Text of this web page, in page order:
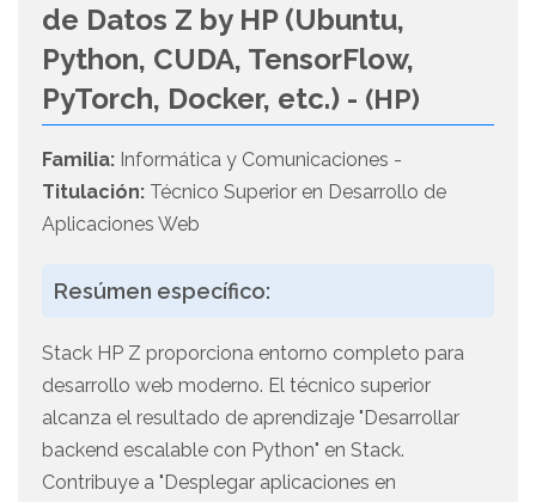
de Datos Z by HP (Ubuntu,
Python, CUDA, TensorFlow,
PyTorch, Docker, etc.) - (HP)
Familia: Informática y Comunicaciones -
Titulación: Técnico Superior en Desarrollo de
Aplicaciones Web
Resúmen específico:
Stack HP Z proporciona entorno completo para
desarrollo web moderno. El técnico superior
alcanza el resultado de aprendizaje "Desarrollar
backend escalable con Python" en Stack.
Contribuye a "Desplegar aplicaciones en